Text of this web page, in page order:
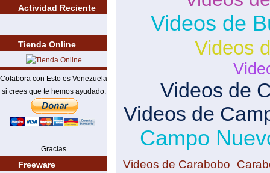
Actividad Reciente
Tienda Online
Colabora con Esto es Venezuela
si crees que te hemos ayudado.
Gracias
Freeware
Videos de
Videos
Videos de
Videos de
Campo
Videos de Carabobo